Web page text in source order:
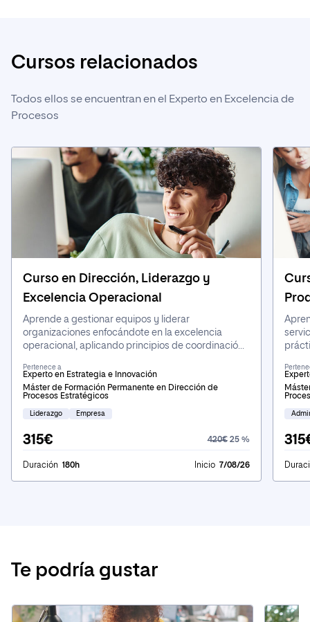
Cursos relacionados
Todos ellos se encuentran en el Experto en Excelencia de
Procesos
Curso en Dirección, Liderazgo y
Excelencia Operacional
Aprende a gestionar equipos y liderar
organizaciones enfocándote en la excelencia
operacional, aplicando principios de coordinación
responsabilidades en entornos dinámicos y en
constante cambio.
Pertenece a
Experto en Estrategia e Innovación
Máster de Formación Permanente en Dirección de
Procesos Estratégicos
Liderazgo Empresa
315€ 420€25 %
Duración 180h Inicio 7/08/26
Te podría gustar